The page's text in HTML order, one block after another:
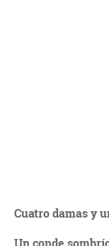
Cuatro damas y
Un conde